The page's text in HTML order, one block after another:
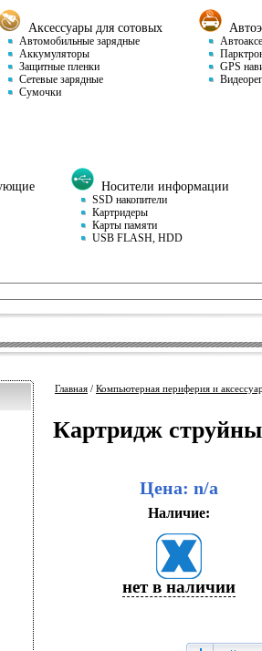
Аксессуары для сотовых
Автомобильные зарядные
Аккумуляторы
Защитные пленки
Сетевые зарядные
Сумочки
GPS
Носители информации
SSD накопители
Картридеры
Карты памяти
USB FLASH, HDD
Главная / Компьютерная периферия и
Картридж
Цена: n/a
Наличие:
нет в наличии